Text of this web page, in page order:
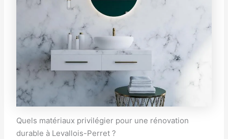
Quels matériaux privilégier pour une rénovation
durable à Levallois-Perret ?